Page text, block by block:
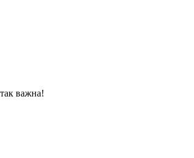
важна!